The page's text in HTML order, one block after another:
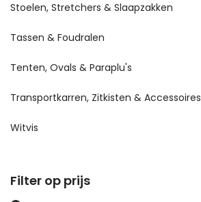
Stoelen, Stretchers & Slaapzakken
Tassen & Foudralen
Tenten, Ovals & Paraplu's
Transportkarren, Zitkisten & Accessoires
Witvis
Filter op prijs